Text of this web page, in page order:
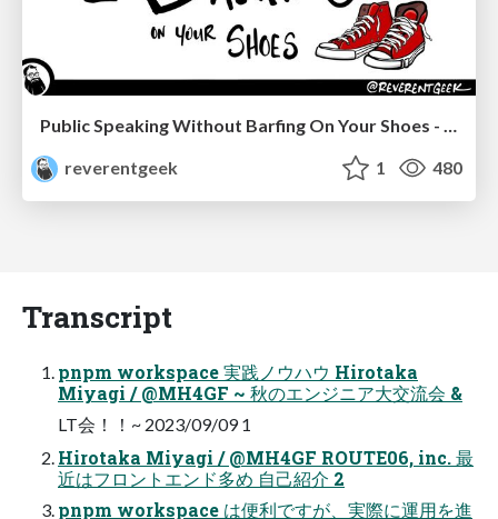
reverentgeek
1 480
Transcript
pnpm workspace 実践ノウハウ Hirotaka
Miyagi / @MH4GF ~ 秋のエンジニア大交流会 &
LT会！！~ 2023/09/09 1
Hirotaka Miyagi / @MH4GF ROUTE06, inc. 最
近はフロントエンド多め 自己紹介 2
pnpm workspace は便利ですが、実際に運用を進